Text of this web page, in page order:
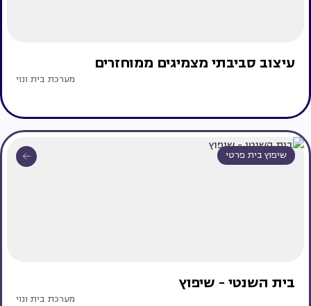
עיצוב סביבתי מצמיגים ממוחזרים
מערכת בית ונוי
שיפוץ בית פרטי
בית השנטי - שיפוץ
מערכת בית ונוי